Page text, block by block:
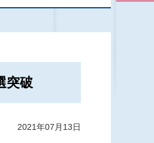
突破
2021年07月13日